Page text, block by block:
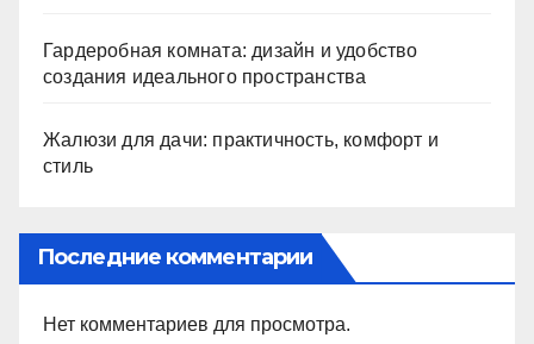
Гардеробная комната: дизайн и удобство
создания идеального пространства
Жалюзи для дачи: практичность, комфорт и
стиль
Последние комментарии
Нет комментариев для просмотра.